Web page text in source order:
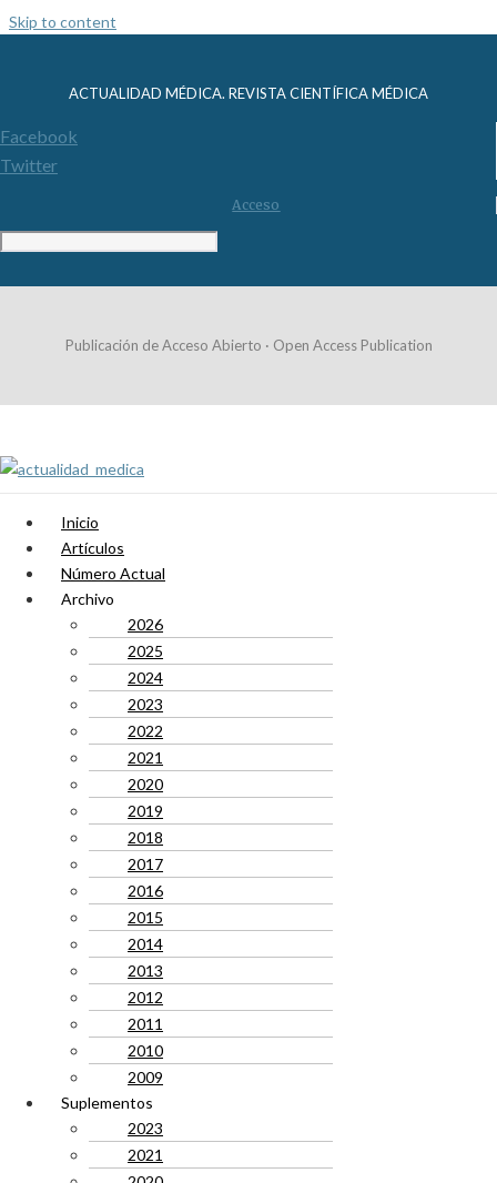
Skip to content
ACTUALIDAD MÉDICA. REVISTA CIENTÍFICA MÉDICA
Facebook
Twitter
Acceso
Publicación de Acceso Abierto · Open Access Publication
Inicio
Artículos
Número Actual
Archivo
2026
2025
2024
2023
2022
2021
2020
2019
2018
2017
2016
2015
2014
2013
2012
2011
2010
2009
Suplementos
2023
2021